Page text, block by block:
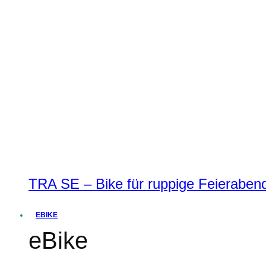
TRA SE – Bike für ruppige
EBIKE
eBike